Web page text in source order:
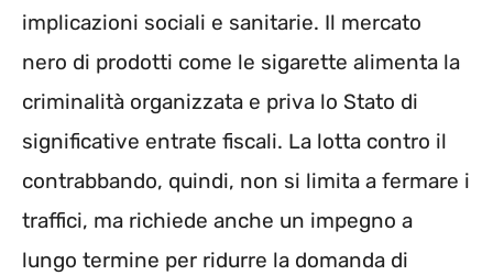
implicazioni sociali e sanitarie. Il mercato
nero di prodotti come le sigarette alimenta la
criminalità organizzata e priva lo Stato di
significative entrate fiscali. La lotta contro il
contrabbando, quindi, non si limita a fermare i
traffici, ma richiede anche un impegno a
lungo termine per ridurre la domanda di